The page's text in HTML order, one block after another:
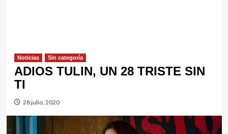
Noticias Sin categorí­a
ADIOS TULIN, UN 28 TRISTE SIN
TI
28 julio, 2020